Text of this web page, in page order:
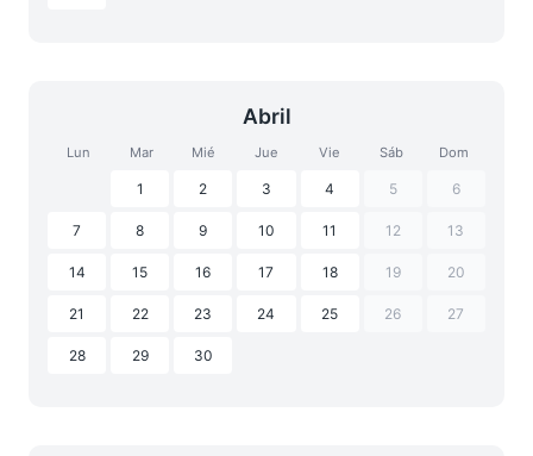
Abril
Lun Mar Mié Jue Vie Sáb Dom
1 2 3 4 5 6
7 8 9 10 11 12 13
14 15 16 17 18 19 20
21 22 23 24 25 26 27
28 29 30